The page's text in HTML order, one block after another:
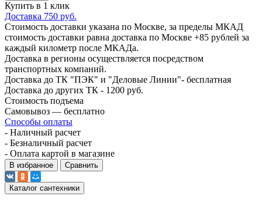
Купить в 1 клик
Доставка 750 руб.
Стоимость доставки указана по Москве, за пределы МКАД
стоимость доставки равна доставка по Москве +85 рублей за
каждый километр после МКАДа.
Доставка в регионы осуществляется посредством
транспортных компаний.
Доставка до ТК "ПЭК" и "Деловые Линии"- бесплатная
Доставка до других ТК - 1200 руб.
Стоимость подъема
Самовывоз — бесплатно
Способы оплаты
- Наличный расчет
- Безналичный расчет
- Оплата картой в магазине
В избранное Сравнить
Каталог сантехники